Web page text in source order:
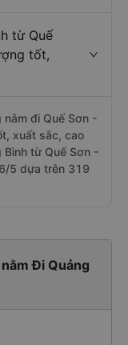
từ Quế
tốt,
nằm đi Quế Sơn -
xuất sắc, cao
Bình từ Quế Sơn -
5 dựa trên 319
Đi Quảng